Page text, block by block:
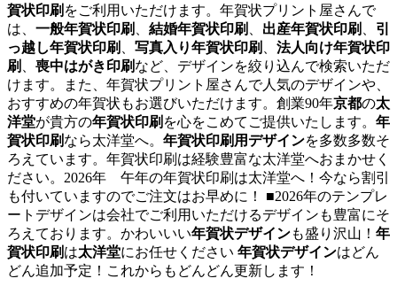
賀状印刷 をご利用いただけます。年賀状プリント屋さんで
は、 一般年賀状印刷 結婚年賀状印刷 出産年賀状印刷
引
っ越し年賀状印刷
写真入り年賀状印刷
法人向け年賀状印
刷
喪中はがき印刷 など、デザインを絞り込んで検索いただ
けます。また、年賀状プリント屋さんで人気のデザインや、
おすすめの年賀状もお選びいただけます。創業90年京都の太
洋堂が貴方の年賀状印刷 を心をこめてご提供いたします。 年
賀状印刷 なら太洋堂へ。 年賀状印刷用デザインを多数多数そ
ろえています。年賀状印刷は経験豊富な太洋堂へおまかせく
ださい。2026年 午年の年賀状印刷は太洋堂へ！今なら割引
も付いていますのでご注文はお早めに！ ■2026年のテンプレ
ートデザインは会社でご利用いただけるデザインも豊富にそ
ろえております。かわいいい年賀状デザインも盛り沢山！ 年
賀状印刷 は太洋堂にお任せください 年賀状デザインはどん
どん追加予定！これからもどんどん更新します！